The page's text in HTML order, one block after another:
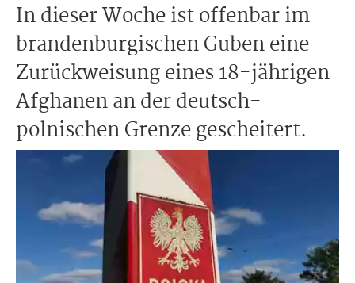
In dieser Woche ist offenbar im
brandenburgischen Guben eine
Zurückweisung eines 18-jährigen
Afghanen an der deutsch-
polnischen Grenze gescheitert.